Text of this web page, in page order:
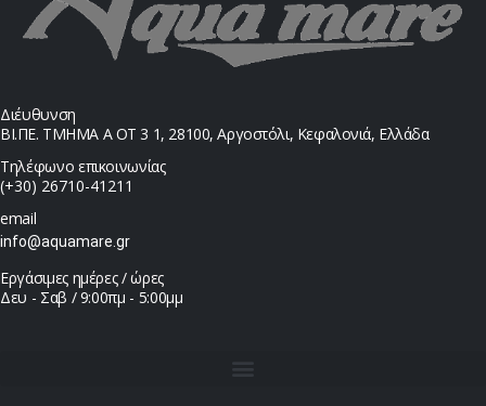
Διέυθυνση
ΒΙ.ΠΕ. ΤΜΗΜΑ Α ΟΤ 3 1, 28100, Αργοστόλι, Κεφαλονιά, Ελλάδα
Τηλέφωνο επικοινωνίας
(+30) 26710-41211
email
info@aquamare.gr
Εργάσιμες ημέρες / ώρες
Δευ - Σαβ / 9:00πμ - 5:00μμ